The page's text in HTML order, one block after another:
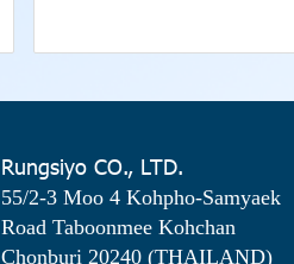
Rungsiyo CO., LTD.
55/2-3 Moo 4 Kohpho-Samyaek
Road Taboonmee Kohchan
Chonburi 20240 (THAILAND)